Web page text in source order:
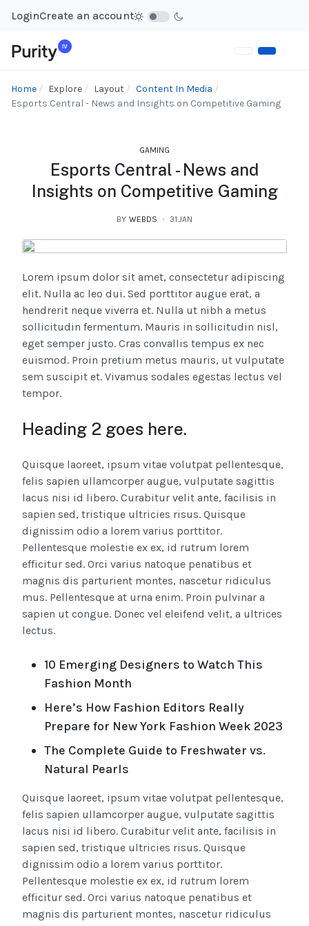
LoginCreate an account
Home Explore Layout
Content In Media
Esports Central - News and Insights on Competitive Gaming
GAMING
Esports Central - News and
Insights on Competitive Gaming
BY WEBDS 31.JAN
Lorem ipsum dolor sit amet, consectetur adipiscing
elit. Nulla ac leo dui. Sed porttitor augue erat, a
hendrerit neque viverra et. Nulla ut nibh a metus
sollicitudin fermentum. Mauris in sollicitudin nisl,
eget semper justo. Cras convallis tempus ex nec
euismod. Proin pretium metus mauris, ut vulputate
sem suscipit et. Vivamus sodales egestas lectus vel
tempor.
Heading 2 goes here.
Quisque laoreet, ipsum vitae volutpat pellentesque,
felis sapien ullamcorper augue, vulputate sagittis
lacus nisi id libero. Curabitur velit ante, facilisis in
sapien sed, tristique ultricies risus. Quisque
dignissim odio a lorem varius porttitor.
Pellentesque molestie ex ex, id rutrum lorem
efficitur sed. Orci varius natoque penatibus et
magnis dis parturient montes, nascetur ridiculus
mus. Pellentesque at urna enim. Proin pulvinar a
sapien ut congue. Donec vel eleifend velit, a ultrices
lectus.
10 Emerging Designers to Watch This
Fashion Month
Here’s How Fashion Editors Really
Prepare for New York Fashion Week 2023
The Complete Guide to Freshwater vs.
Natural Pearls
Quisque laoreet, ipsum vitae volutpat pellentesque,
felis sapien ullamcorper augue, vulputate sagittis
lacus nisi id libero. Curabitur velit ante, facilisis in
sapien sed, tristique ultricies risus. Quisque
dignissim odio a lorem varius porttitor.
Pellentesque molestie ex ex, id rutrum lorem
efficitur sed. Orci varius natoque penatibus et
magnis dis parturient montes, nascetur ridiculus